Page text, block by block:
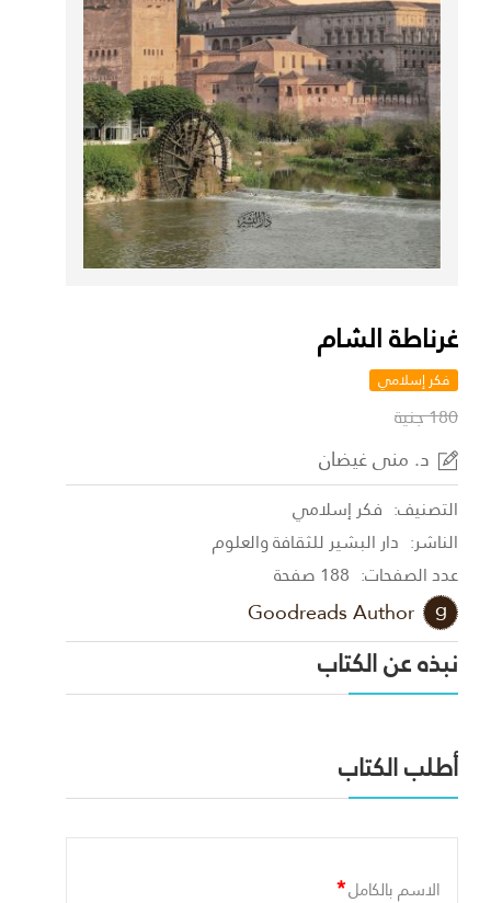
غرناطة الشام
فكر إسلامي
180 جنية
د. منى غيضان
التصنيف: فكر إسلامي
الناشر: دار البشير للثقافة والعلوم
عدد الصفحات: 188 صفحة
Goodreads Author
نبذه عن الكتاب
أطلب الكتاب
الاسم بالكامل*